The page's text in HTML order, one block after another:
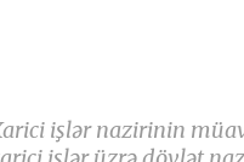
işlər nazirinin